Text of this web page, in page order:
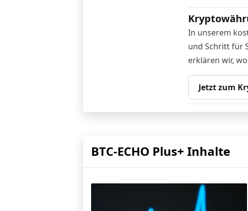
In unserem
und Schritt für
erklären wir,
Jetzt zum
BTC-ECHO Plus+ Inhalte